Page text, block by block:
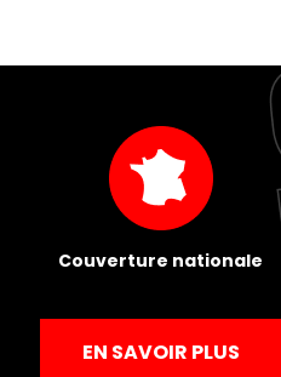
Couverture nationale
EN SAVOIR PLUS